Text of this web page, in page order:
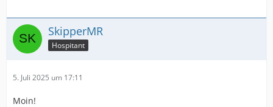
SkipperMR
Hospitant
5. Juli 2025 um 17:11
Moin!